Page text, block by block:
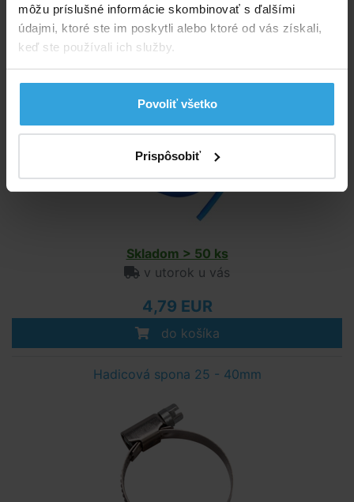
môžu príslušné informácie skombinovať s ďalšími
údajmi, ktoré ste im poskytli alebo ktoré od vás získali,
keď ste používali ich služby.
Povoliť všetko
Prispôsobiť
do košíka
Bazénová hadica modrá 38mm
Skladom > 50 ks
v utorok u vás
4,79 EUR
do košíka
Hadicová spona 25 - 40mm